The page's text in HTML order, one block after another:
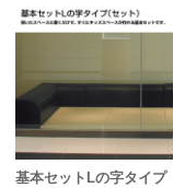
基本セットLの字タイプ